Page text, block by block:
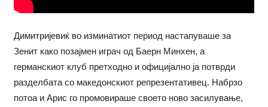
Димитријевиќ во изминатиот период настапуваше за
Зенит како позајмен играч од Баерн Минхен, а
германскиот клуб претходно и официјално ја потврди
разделбата со македонскиот репрезентативец. Набрзо
потоа и Арис го промовираше своето ново засилување,